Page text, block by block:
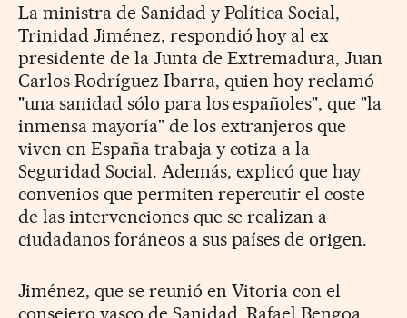
La ministra de Sanidad y Política Social,
Trinidad Jiménez, respondió hoy al ex
presidente de la Junta de Extremadura, Juan
Carlos Rodríguez Ibarra, quien hoy reclamó
"una sanidad sólo para los españoles", que "la
inmensa mayoría" de los extranjeros que
viven en España trabaja y cotiza a la
Seguridad Social. Además, explicó que hay
convenios que permiten repercutir el coste
de las intervenciones que se realizan a
ciudadanos foráneos a sus países de origen.
Jiménez, que se reunió en Vitoria con el
consejero vasco de Sanidad, Rafael Bengoa,